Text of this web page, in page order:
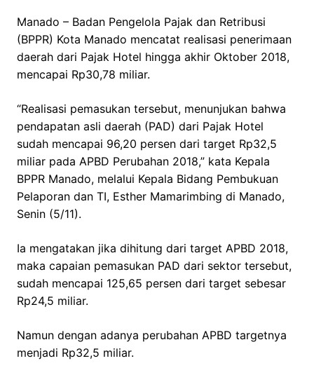
Manado – Badan Pengelola Pajak dan Retribusi
(BPPR) Kota Manado mencatat realisasi penerimaan
daerah dari Pajak Hotel hingga akhir Oktober 2018,
mencapai Rp30,78 miliar.
“Realisasi pemasukan tersebut, menunjukan bahwa
pendapatan asli daerah (PAD) dari Pajak Hotel
sudah mencapai 96,20 persen dari target Rp32,5
miliar pada APBD Perubahan 2018,” kata Kepala
BPPR Manado, melalui Kepala Bidang Pembukuan
Pelaporan dan TI, Esther Mamarimbing di Manado,
Senin (5/11).
Ia mengatakan jika dihitung dari target APBD 2018,
maka capaian pemasukan PAD dari sektor tersebut,
sudah mencapai 125,65 persen dari target sebesar
Rp24,5 miliar.
Namun dengan adanya perubahan APBD targetnya
menjadi Rp32,5 miliar.